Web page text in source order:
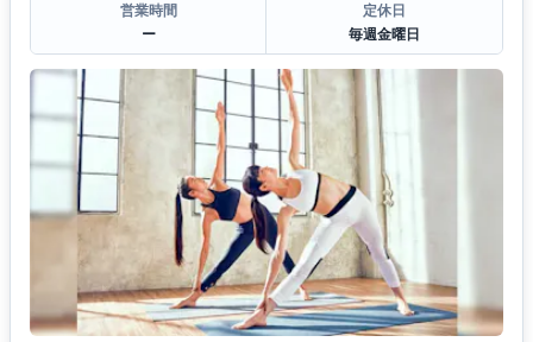
営業時間
ー
定休日
毎週金曜日